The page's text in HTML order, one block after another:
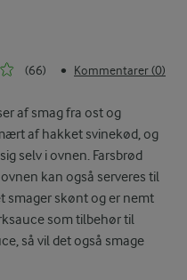
(66) • Kommentarer (0)
af smag fra ost og
af hakket svinekød, og
selv i ovnen. Farsbrød
kan også serveres til
smager skønt og er nemt
som tilbehør til
så vil det også smage